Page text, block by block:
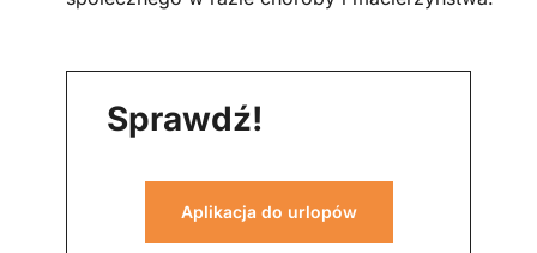
Sprawdź!
Aplikacja do urlopów